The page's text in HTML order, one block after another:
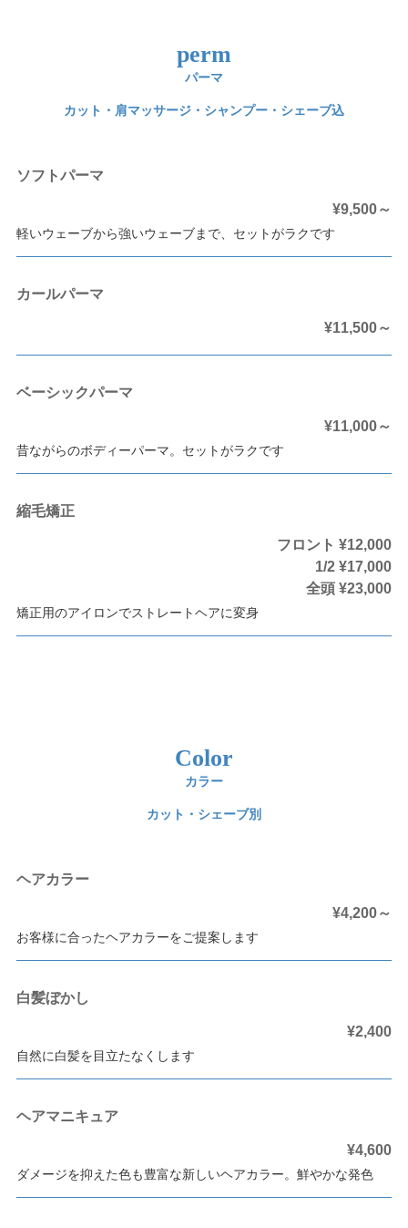
perm
パーマ
カット・肩マッサージ・シャンプー・シェーブ込
ソフトパーマ
¥9,500～
軽いウェーブから強いウェーブまで、セットがラクです
カールパーマ
¥11,500～
ベーシックパーマ
¥11,000～
昔ながらのボディーパーマ。セットがラクです
縮毛矯正
フロント ¥12,000
1/2 ¥17,000
全頭 ¥23,000
矯正用のアイロンでストレートヘアに変身
Color
カラー
カット・シェーブ別
ヘアカラー
¥4,200～
お客様に合ったヘアカラーをご提案します
白髪ぼかし
¥2,400
自然に白髪を目立たなくします
ヘアマニキュア
¥4,600
ダメージを抑えた色も豊富な新しいヘアカラー。鮮やかな発色